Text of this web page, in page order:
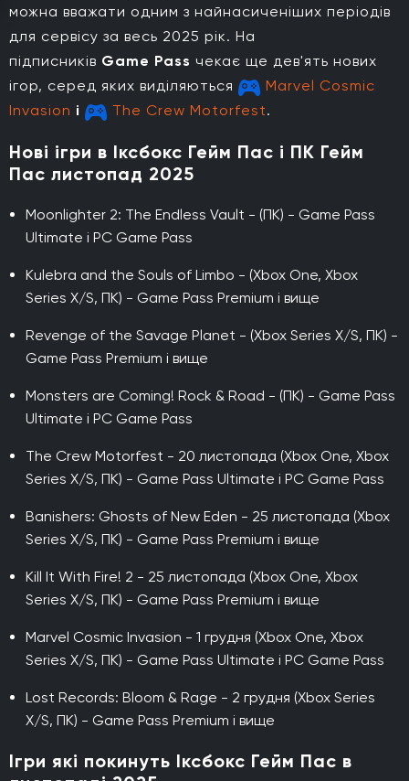
можна вважати одним з найнасиченіших періодів
для сервісу за весь 2025 рік. На
підписників Game Pass чекає ще дев'ять нових
ігор, серед яких виділяються
Marvel Cosmic
Invasion і The Crew Motorfest.
Нові ігри в Іксбокс Гейм Пас і ПК Гейм
Пас листопад 2025
Moonlighter 2: The Endless Vault - (ПК) - Game Pass
Ultimate і PC Game Pass
Kulebra and the Souls of Limbo - (Xbox One, Xbox
Series X/S, ПК) - Game Pass Premium і вище
Revenge of the Savage Planet - (Xbox Series X/S, ПК) -
Game Pass Premium і вище
Monsters are Coming! Rock & Road - (ПК) - Game Pass
Ultimate і PC Game Pass
The Crew Motorfest - 20 листопада (Xbox One, Xbox
Series X/S, ПК) - Game Pass Ultimate і PC Game Pass
Banishers: Ghosts of New Eden - 25 листопада (Xbox
Series X/S, ПК) - Game Pass Premium і вище
Kill It With Fire! 2 - 25 листопада (Xbox One, Xbox
Series X/S, ПК) - Game Pass Premium і вище
Marvel Cosmic Invasion - 1 грудня (Xbox One, Xbox
Series X/S, ПК) - Game Pass Ultimate і PC Game Pass
Lost Records: Bloom & Rage - 2 грудня (Xbox Series
X/S, ПК) - Game Pass Premium і вище
Ігри які покинуть Іксбокс Гейм Пас в